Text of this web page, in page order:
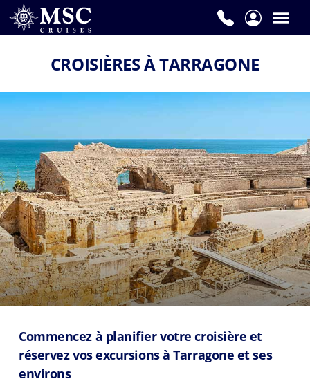
CROISIÈRES À TARRAGONE
Commencez à planifier votre croisière et
réservez vos excursions à Tarragone et ses
environs